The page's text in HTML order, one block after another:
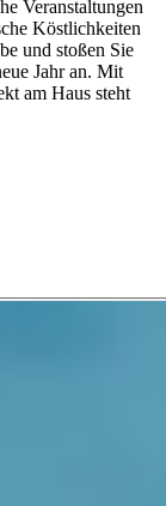
Veranstaltungen
Köstlichkeiten
und stoßen Sie
Jahr an. Mit
am Haus steht